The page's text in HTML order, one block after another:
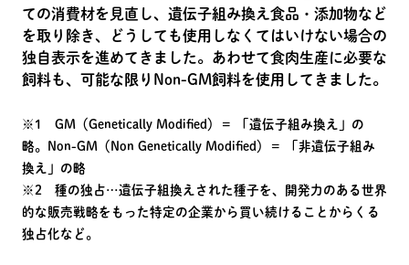
ての消費材を見直し、遺伝子組み換え食品・添加物など
を取り除き、どうしても使用しなくてはいけない場合の
独自表示を進めてきました。あわせて食肉生産に必要な
飼料も、可能な限りNon-GM飼料を使用してきました。
※1 GM（Genetically Modified）＝ 「遺伝子組み換え」の
略。Non-GM（Non Genetically Modified）＝ 「非遺伝子組み
換え」の略
※2 種の独占…遺伝子組換えされた種子を、開発力のある世界
的な販売戦略をもった特定の企業から買い続けることからくる
独占化など。